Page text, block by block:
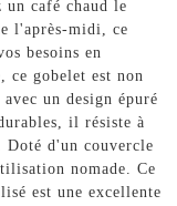
un café chaud le
l'après-midi, ce
besoins en
ce gobelet est non
un design épuré
il résiste à
Doté d'un couvercle
nomade. Ce
est une excellente